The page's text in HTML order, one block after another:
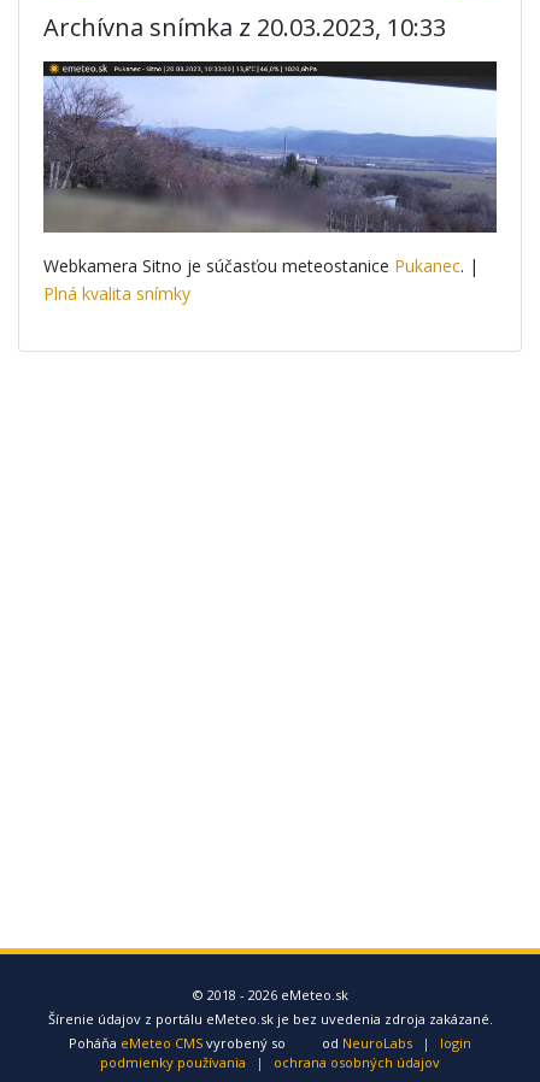
Archívna snímka z 20.03.2023, 10:33
Webkamera Sitno je súčasťou meteostanice Pukanec. |
Plná kvalita snímky
© 2018 - 2026 eMeteo.sk
Šírenie údajov z portálu eMeteo.sk je bez uvedenia zdroja zakázané.
Poháňa eMeteo CMS vyrobený so od NeuroLabs |
login
podmienky používania
| ochrana osobných údajov